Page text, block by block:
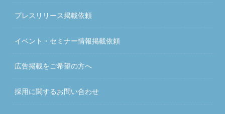
プレスリリース掲載依頼
イベント・セミナー情報掲載依頼
広告掲載をご希望の方へ
採用に関するお問い合わせ